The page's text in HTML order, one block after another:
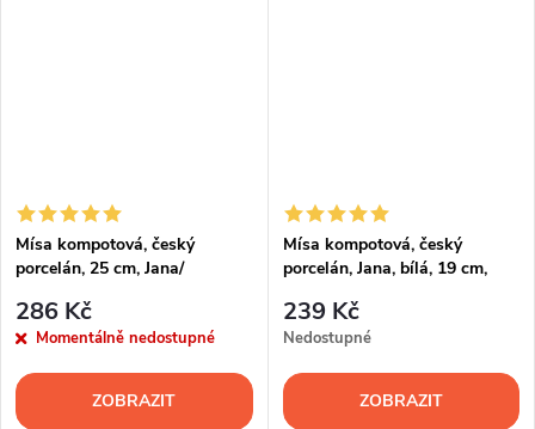
Mísa kompotová, český
porcelán, 25 cm, Jana/
286 Kč
Momentálně nedostupné
ZOBRAZIT
Mísa kompotová, český
porcelán, Jana, bílá, 19 cm,
239 Kč
Nedostupné
ZOBRAZIT